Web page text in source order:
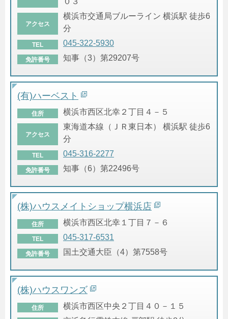
アクセス
横浜市交通局ブルーライン 横浜駅 徒歩6
分
TEL 045-322-5930
免許番号 知事（3）第29207号
(有)ハーベスト
住所 横浜市西区北幸２丁目４－５
アクセス
東海道本線（ＪＲ東日本） 横浜駅 徒歩6
分
TEL 045-316-2277
免許番号 知事（6）第22496号
(株)ハウスメイトショップ横浜店
住所 横浜市西区北幸１丁目７－６
TEL 045-317-6531
免許番号 国土交通大臣（4）第7558号
(株)ハウスワンズ
住所 横浜市西区中央２丁目４０－１５